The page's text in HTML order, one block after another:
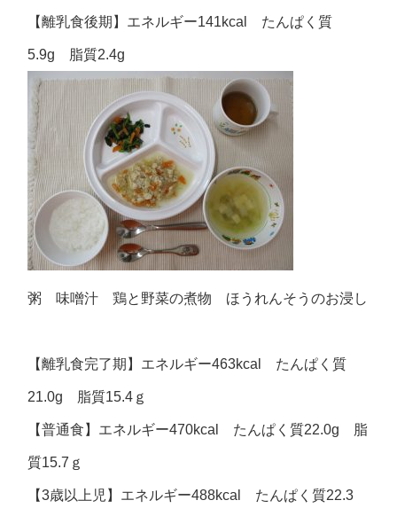
【離乳食後期】エネルギー141kcal たんぱく質
5.9g 脂質2.4g
粥 味噌汁 鶏と野菜の煮物 ほうれんそうのお浸し
【離乳食完了期】エネルギー463kcal たんぱく質
21.0g 脂質15.4ｇ
【普通食】エネルギー470kcal たんぱく質22.0g 脂
質15.7ｇ
【3歳以上児】エネルギー488kcal たんぱく質22.3